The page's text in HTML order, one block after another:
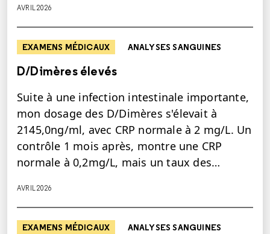
AVRIL 2026
EXAMENS MÉDICAUX ANALYSES SANGUINES
D/Dimères élevés
Suite à une infection intestinale importante,
mon dosage des D/Dimères s'élevait à
2145,0ng/ml, avec CRP normale à 2 mg/L. Un
contrôle 1 mois après, montre une CRP
normale à 0,2mg/L, mais un taux des…
AVRIL 2026
EXAMENS MÉDICAUX ANALYSES SANGUINES